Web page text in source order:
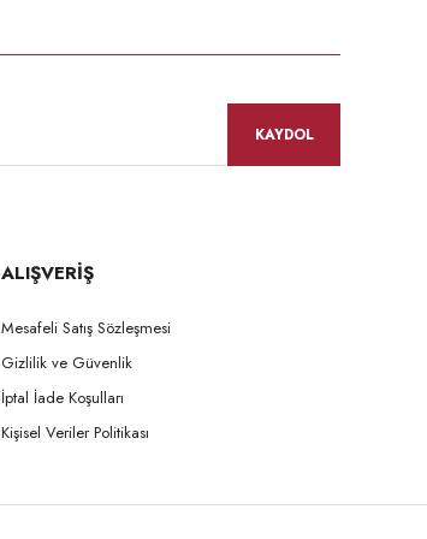
KAYDOL
ALIŞVERİŞ
Mesafeli Satış Sözleşmesi
Gizlilik ve Güvenlik
İptal İade Koşulları
Kişisel Veriler Politikası